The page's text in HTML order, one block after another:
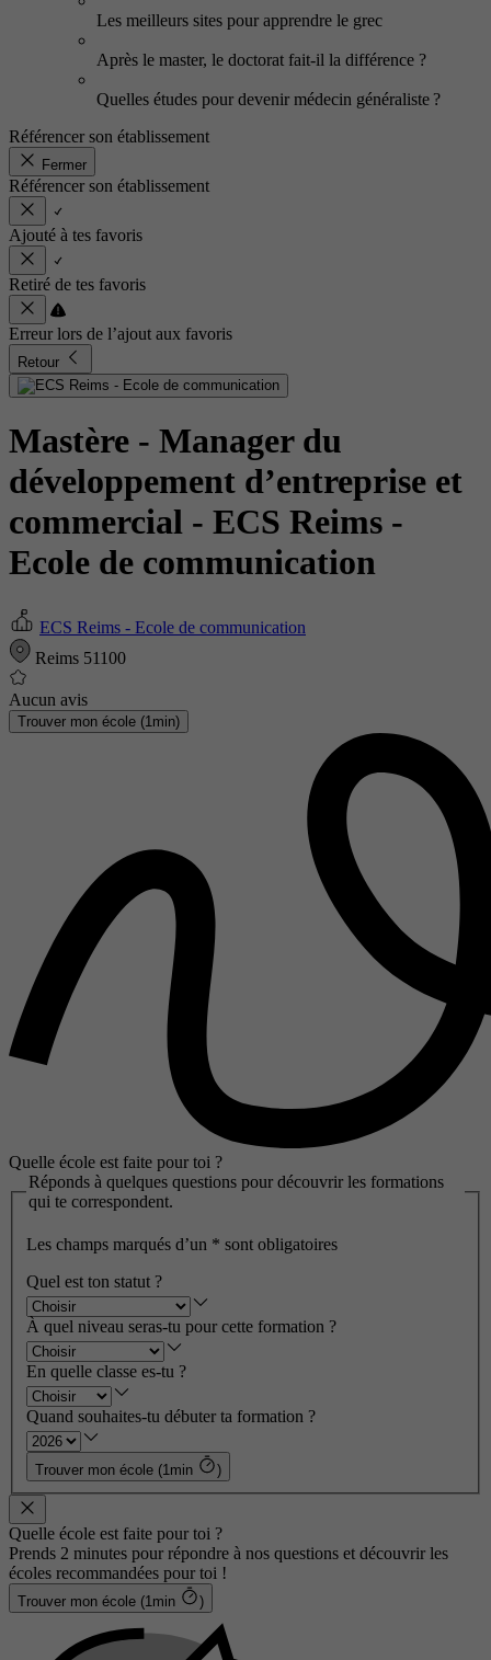
Les meilleurs sites pour apprendre le grec
Après le master, le doctorat fait-il la différence ?
Quelles études pour devenir médecin généraliste ?
Référencer son établissement
Fermer
Référencer son établissement
Ajouté à tes favoris
Retiré de tes favoris
Erreur lors de l’ajout aux favoris
Retour
Mastère - Manager du
développement d’entreprise et
commercial - ECS Reims -
Ecole de communication
ECS Reims - Ecole de communication
Reims 51100
Aucun avis
Trouver mon école (1min)
Quelle école est faite pour toi ?
Réponds à quelques questions pour découvrir les formations
qui te correspondent.
Les champs marqués d’un * sont obligatoires
Quel est ton statut ?
À quel niveau seras-tu pour cette formation ?
En quelle classe es-tu ?
Quand souhaites-tu débuter ta formation ?
Trouver mon école (1min )
Quelle école est faite pour toi ?
Prends 2 minutes pour répondre à nos questions et découvrir les
écoles recommandées pour toi !
Trouver mon école (1min )